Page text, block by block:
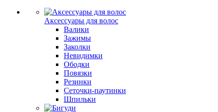
Аксессуары для волос
Валики
Зажимы
Заколки
Невидимки
Ободки
Повязки
Резинки
Сеточки-паутинки
Шпильки